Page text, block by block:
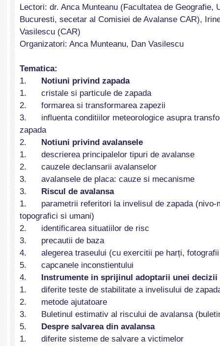
Lectori: dr. Anca Munteanu (Facultatea de Geografie,
Bucuresti, secetar al Comisiei de Avalanse CAR),
Vasilescu (CAR)
Organizatori: Anca Munteanu, Dan Vasilescu
Tematica:
1. Notiuni privind zapada
1. cristale si particule de zapada
2. formarea si transformarea zapezii
3. influenta conditiilor meteorologice asupra
zapada
2. Notiuni privind avalansele
1. descrierea principalelor tipuri de avalanse
2. cauzele declansarii avalanselor
3. avalansele de placa: cauze si mecanisme
3. Riscul de avalansa
1. parametrii referitori la invelisul de zapada (nivo-
topografici si umani)
2. identificarea situatiilor de risc
3. precautii de baza
4. alegerea traseului (cu exercitii pe harți, fotografii
5. capcanele inconstientului
4. Instrumente in sprijinul adoptarii unei decizii
1. diferite teste de stabilitate a invelisului de
2. metode ajutatoare
3. Buletinul estimativ al riscului de avalansa
5. Despre salvarea din avalansa
1. diferite sisteme de salvare a victimelor